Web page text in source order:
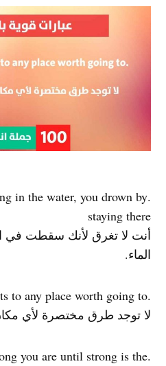
in the water, you drown by
staying there
أنت لا تغرق لأنك سقطت في
الماء.
.There are no shortcuts to any place worth going to
لا توجد طرق مختصرة لأي
you are until strong is the